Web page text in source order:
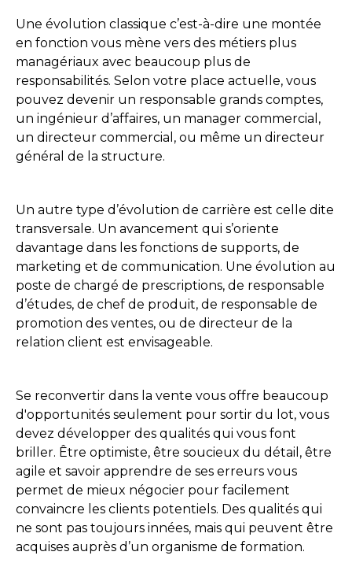
Une évolution classique c’est-à-dire une montée
en fonction vous mène vers des métiers plus
managériaux avec beaucoup plus de
responsabilités. Selon votre place actuelle, vous
pouvez devenir un responsable grands comptes,
un ingénieur d’affaires, un manager commercial,
un directeur commercial, ou même un directeur
général de la structure.
Un autre type d’évolution de carrière est celle dite
transversale. Un avancement qui s’oriente
davantage dans les fonctions de supports, de
marketing et de communication. Une évolution au
poste de chargé de prescriptions, de responsable
d’études, de chef de produit, de responsable de
promotion des ventes, ou de directeur de la
relation client est envisageable.
Se reconvertir dans la vente vous offre beaucoup
d'opportunités seulement pour sortir du lot, vous
devez développer des qualités qui vous font
briller. Être optimiste, être soucieux du détail, être
agile et savoir apprendre de ses erreurs vous
permet de mieux négocier pour facilement
convaincre les clients potentiels. Des qualités qui
ne sont pas toujours innées, mais qui peuvent être
acquises auprès d’un organisme de formation.